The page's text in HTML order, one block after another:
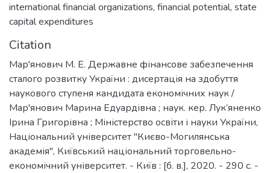
international financial organizations, financial potential, state
capital expenditures
Citation
Мар'янович М. Е. Державне фінансове забезпечення
сталого розвитку України : дисертація на здобуття
наукового ступеня кандидата економічних наук /
Мар'янович Марина Едуардівна ; наук. кер. Лук’яненко
Ірина Григорівна ; Міністерство освіти і науки України,
Національний університет "Києво-Могилянська
академія", Київський національний торговельно-
економічний університет. - Київ : [б. в.], 2020. - 290 c. -